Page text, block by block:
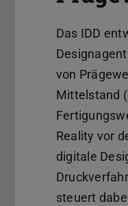
Das IDD
von
Mittelstand
Reality vor
digitale
steuert